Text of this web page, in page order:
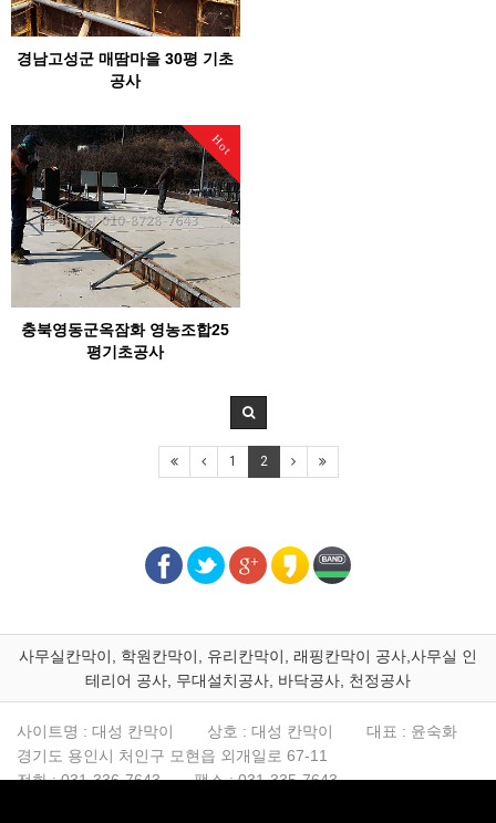
경남고성군 매땀마을 30평 기초
공사
Hot
충북영동군옥잠화 영농조합25
평기초공사
1 2
사무실칸막이, 학원칸막이, 유리칸막이, 래핑칸막이 공사,사무실 인
테리어 공사, 무대설치공사, 바닥공사, 천정공사
사이트명 : 대성 칸막이 상호 : 대성 칸막이
대표 : 윤숙화
경기도 용인시 처인구 모현읍 외개일로 67-11
전화 :031-336-7643 팩스 :031-335-7643